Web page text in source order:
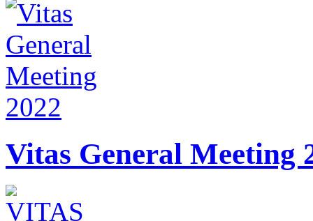
Vitas General Meeting